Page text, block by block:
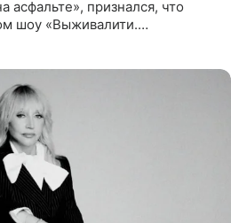
асфальте», признался, что
шоу «Выживалити.